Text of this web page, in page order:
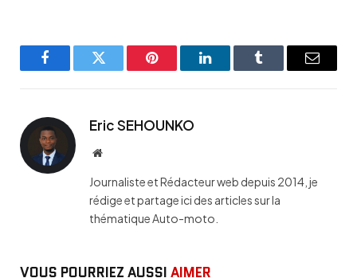
FacebookTwitter Pinterest LinkedInTumblr Email
Eric SEHOUNKO
Website
Journaliste et Rédacteur web depuis 2014, je
rédige et partage ici des articles sur la
thématique Auto-moto.
VOUS POURRIEZ AUSSI AIMER